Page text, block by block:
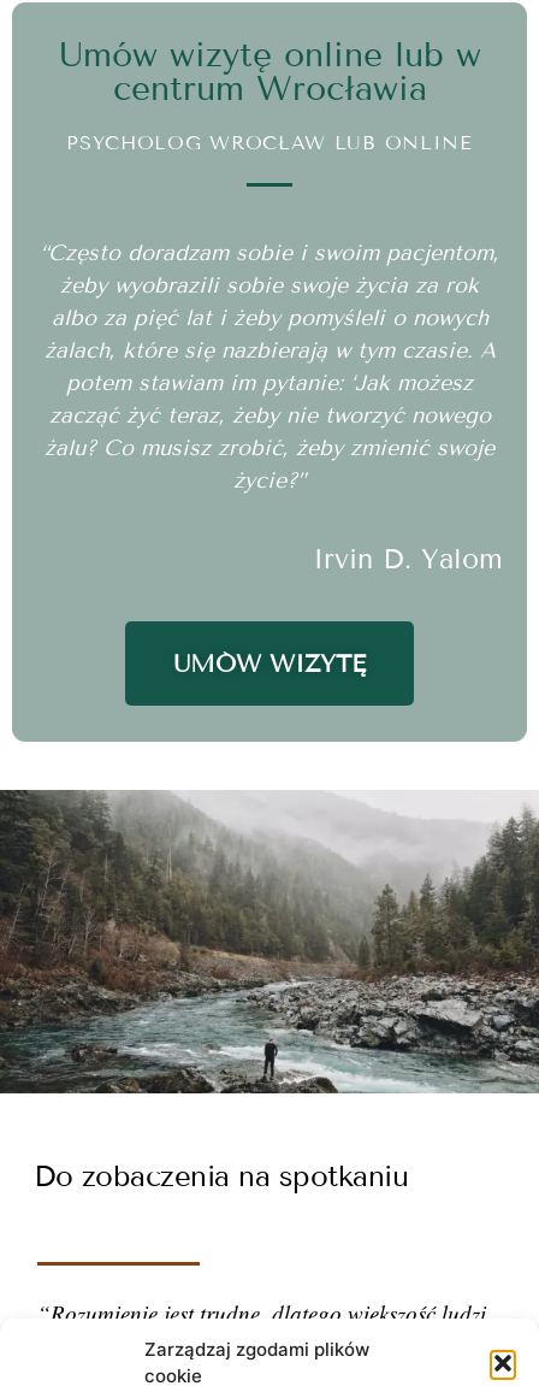
Zarządzaj zgodami plików
cookie
Umów wizytę online lub w
centrum Wrocławia
PSYCHOLOG WROCŁAW LUB ONLINE
“Często doradzam sobie i swoim pacjentom,
żeby wyobrazili sobie swoje życia za rok
albo za pięć lat i żeby pomyśleli o nowych
żalach, które się nazbierają w tym czasie. A
potem stawiam im pytanie: ‘Jak możesz
zacząć żyć teraz, żeby nie tworzyć nowego
żalu? Co musisz zrobić, żeby zmienić swoje
życie?”
Irvin D. Yalom
UMÓW WIZYTĘ
Do zobaczenia na spotkaniu
“Rozumienie jest trudne, dlatego większość ludzi